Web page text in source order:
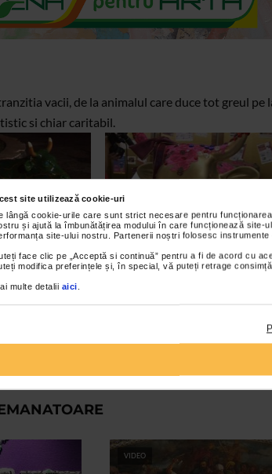
site utilizează cookie-uri
lângă cookie-urile care sunt strict necesare pentru
și ajută la îmbunătățirea modului în care funcționează
site-ului nostru. Partenerii noștri folosesc
face clic pe „Acceptă si continuă” pentru a fi de acord cu
modifica preferințele și, în special, vă puteți retrage
multe detalii aici
vacii, de la animalul care duce tot greul pe
si chiar caritabil.
VIDEO